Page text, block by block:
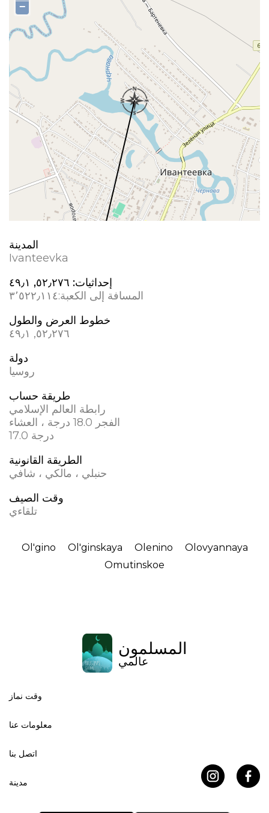
−
المدينة
Ivanteevka
إحداثيات: ٥٢٫٢٧٦, ٤٩٫١
المسافة إلى الكعبة:٣٬٥٢٢٫١١٤
خطوط العرض والطول
٥٢٫٢٧٦, ٤٩٫١
دولة
روسيا
طريقة حساب
رابطة العالم الإسلامي
الفجر 18.0 درجة ، العشاء
17.0 درجة
الطريقة القانونية
حنبلي ، مالكي ، شافي
وقت الصيف
تلقاءي
Ol'gino Ol'ginskaya Olenino
Olovyannaya
Omutinskoe
المسلمون
عالمي
وقت نماز
معلومات عنا
اتصل بنا
مدينة